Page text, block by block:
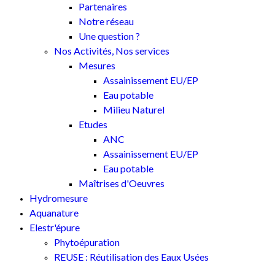
Partenaires
Notre réseau
Une question ?
Nos Activités, Nos services
Mesures
Assainissement EU/EP
Eau potable
Milieu Naturel
Etudes
ANC
Assainissement EU/EP
Eau potable
Maîtrises d'Oeuvres
Hydromesure
Aquanature
Elestr'épure
Phytoépuration
REUSE : Réutilisation des Eaux Usées